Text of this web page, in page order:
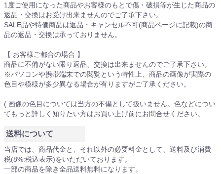
1度ご使用になった商品やお客様のもとで傷・破損等が生じた商品の
返品・交換はお受け出来ませんのでご了承下さい。
SALE品や特価商品は返品・キャンセル不可(商品ページに記載)の商
品の返品・交換は承っておりません。
【 お客様ご都合の場合 】
商品に不備がない限り返品、交換は出来ませんのでご了承下さい。
※パソコンや携帯端末での閲覧という特性上、商品の画像が実際の
色目や模様が多少異なる場合が有りますがご了承ください。
( 画像の色目については当方の不備として扱いません。色などについ
てもっと詳しく知りたい方はお買い上げ前にお問合せください。
送料について
当店では、商品代金と、それ以外の必要料金として、送料及び消費
税(8%:税込表示)をいただいております。
一部の商品を除き全品送料無料になります。